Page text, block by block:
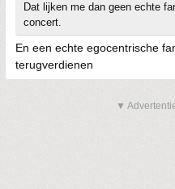
Dat lijken me dan geen echte
concert.
En een echte egocentrische
terugverdienen
▼